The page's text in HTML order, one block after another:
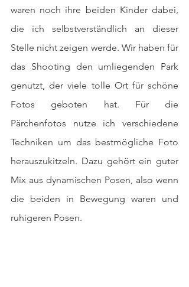
waren noch ihre beiden Kinder dabei,
die ich selbstverständlich an dieser
Stelle nicht zeigen werde. Wir haben für
das Shooting den umliegenden Park
genutzt, der viele tolle Ort für schöne
Fotos geboten hat. Für die
Pärchenfotos nutze ich verschiedene
Techniken um das bestmögliche Foto
herauszukitzeln. Dazu gehört ein guter
Mix aus dynamischen Posen, also wenn
die beiden in Bewegung waren und
ruhigeren Posen.